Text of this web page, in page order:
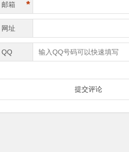
邮箱 *
网址
QQ